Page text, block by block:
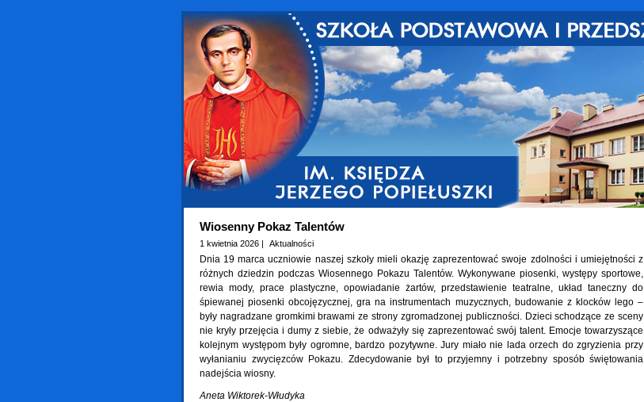
Wiosenny Pokaz Talentów
1 kwietnia 2026 | Aktualności
Dnia 19 marca uczniowie naszej szkoły mieli okazję zaprezentować swoje zdolności i umiejętności z
różnych dziedzin podczas Wiosennego Pokazu Talentów. Wykonywane piosenki, występy sportowe,
rewia mody, prace plastyczne, opowiadanie żartów, przedstawienie teatralne, układ taneczny do
śpiewanej piosenki obcojęzycznej, gra na instrumentach muzycznych, budowanie z klocków lego –
były nagradzane gromkimi brawami ze strony zgromadzonej publiczności. Dzieci schodzące ze sceny
nie kryły przejęcia i dumy z siebie, że odważyły się zaprezentować swój talent. Emocje towarzyszące
kolejnym występom były ogromne, bardzo pozytywne. Jury miało nie lada orzech do zgryzienia przy
wyłanianiu zwycięzców Pokazu. Zdecydowanie był to przyjemny i potrzebny sposób świętowania
nadejścia wiosny.
Aneta Wiktorek-Włudyka